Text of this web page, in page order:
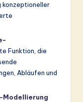
konzeptioneller
Funktion, die
Abläufen und
Modellierung